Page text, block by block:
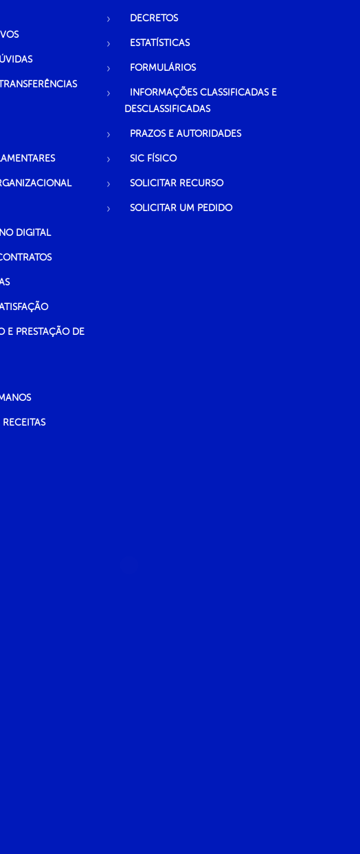
DIGITAL
E PRESTAÇÃO DE
DECRETOS
ESTATÍSTICAS
FORMULÁRIOS
INFORMAÇÕES CLASSIFICADAS E
DESCLASSIFICADAS
PRAZOS E AUTORIDADES
SIC FÍSICO
SOLICITAR RECURSO
SOLICITAR UM PEDIDO